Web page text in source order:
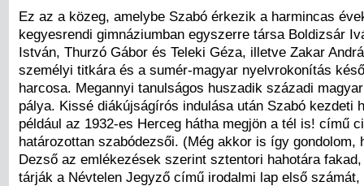
Ez az a közeg, amelybe Szabó érkezik a harmincas
kegyesrendi gimnáziumban egyszerre társa Boldizsár
István, Thurzó Gábor és Teleki Géza, illetve Zakar
személyi titkára és a sumér-magyar nyelvrokonítás
harcosa. Megannyi tanulságos huszadik századi
pálya. Kissé diákújságírós indulása után Szabó kezdeti
például az 1932-es Herceg hátha megjön a tél is! című
határozottan szabódezsői. (Még akkor is így gondolom,
Dezső az emlékezések szerint sztentori hahotára
tárják a Névtelen Jegyző című irodalmi lap első számát,